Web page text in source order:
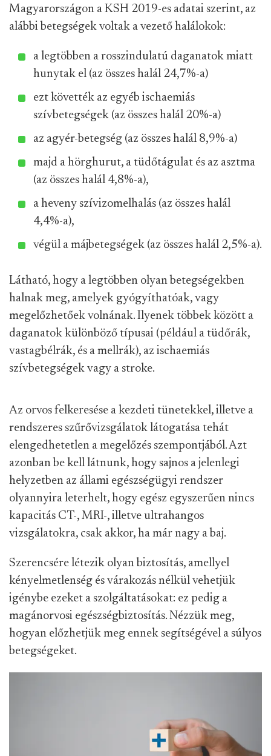
Magyarországon a KSH 2019-es adatai szerint, az
alábbi betegségek voltak a vezető halálokok:
a legtöbben a rosszindulatú daganatok miatt
hunytak el (az összes halál 24,7%-a)
ezt követték az egyéb ischaemiás
szívbetegségek (az összes halál 20%-a)
az agyér-betegség (az összes halál 8,9%-a)
majd a hörghurut, a tüdőtágulat és az asztma
(az összes halál 4,8%-a),
a heveny szívizomelhalás (az összes halál
4,4%-a),
végül a májbetegségek (az összes halál 2,5%-a).
Látható, hogy a legtöbben olyan betegségekben
halnak meg, amelyek gyógyíthatóak, vagy
megelőzhetőek volnának. Ilyenek többek között a
daganatok különböző típusai (például a tüdőrák,
vastagbélrák, és a mellrák), az ischaemiás
szívbetegségek vagy a stroke.
Az orvos felkeresése a kezdeti tünetekkel, illetve a
rendszeres szűrővizsgálatok látogatása tehát
elengedhetetlen a megelőzés szempontjából. Azt
azonban be kell látnunk, hogy sajnos a jelenlegi
helyzetben az állami egészségügyi rendszer
olyannyira leterhelt, hogy egész egyszerűen nincs
kapacitás CT-, MRI-, illetve ultrahangos
vizsgálatokra, csak akkor, ha már nagy a baj.
Szerencsére létezik olyan biztosítás, amellyel
kényelmetlenség és várakozás nélkül vehetjük
igénybe ezeket a szolgáltatásokat: ez pedig a
magánorvosi egészségbiztosítás. Nézzük meg,
hogyan előzhetjük meg ennek segítségével a súlyos
betegségeket.